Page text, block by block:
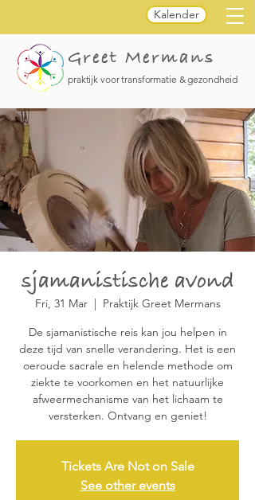
Greet Mermans
praktijk voor transformatie & gezondheid
Kalender
sjamanistische avond
Fri, 31 Mar
  |
Praktijk Greet Mermans
De sjamanistische reis kan jou helpen in
deze tijd van snelle verandering. Het is een
oeroude sacrale en helende methode om
ziekte te voorkomen en het natuurlijke
afweermechanisme van het lichaam te
versterken. Ontvang en geniet!
Tickets Are Not on Sale
See other events